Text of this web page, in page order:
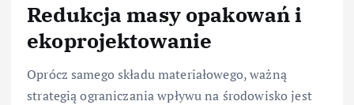
Redukcja masy opakowań i
ekoprojektowanie
Oprócz samego składu materiałowego, ważną
strategią ograniczania wpływu na środowisko jest